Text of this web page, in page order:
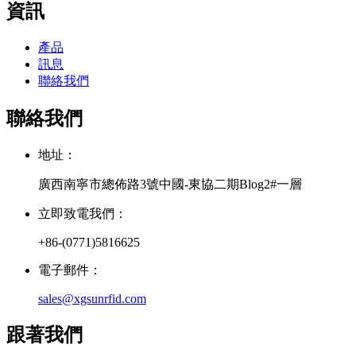
資訊
產品
訊息
聯絡我們
聯絡我們
地址：
廣西南寧市總佈路3號中國-東協二期Blog2#一層
立即致電我們：
+86-(0771)5816625
電子郵件：
sales@xgsunrfid.com
跟著我們